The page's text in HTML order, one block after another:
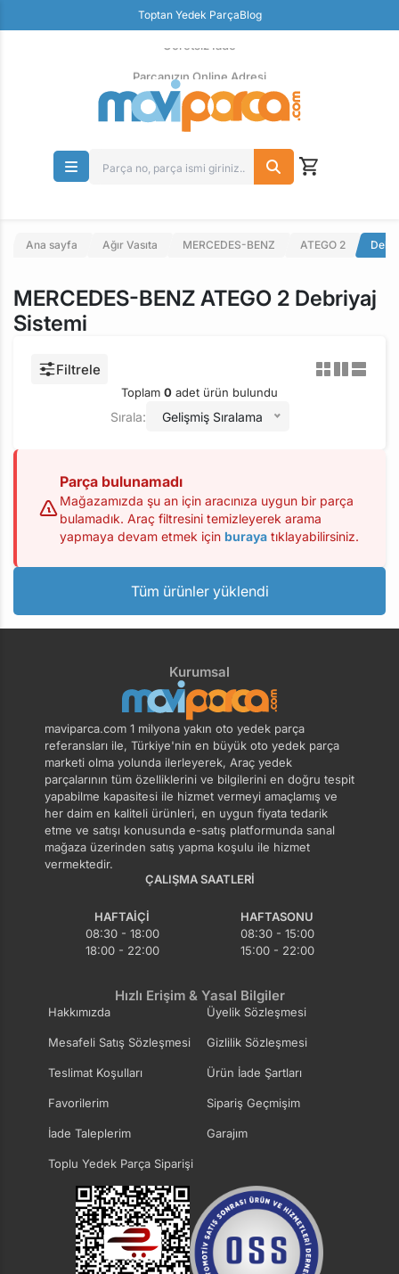
Toptan Yedek ParçaBlog
Güvenli Ödeme
Parçanızın Online Adresi
Ana sayfa Ağır Vasıta MERCEDES-BENZ ATEGO 2
MERCEDES-BENZ ATEGO 2 Debriyaj
Sistemi
Filtrele
Toplam 0 adet ürün bulundu
Sırala: Gelişmiş Sıralama
Parça bulunamadı
Mağazamızda şu an için aracınıza uygun bir parça
bulamadık. Araç filtresini temizleyerek arama
yapmaya devam etmek için buraya tıklayabilirsiniz.
Tüm ürünler yüklendi
Kurumsal
maviparca.com 1 milyona yakın oto yedek parça
referansları ile, Türkiye'nin en büyük oto yedek parça
marketi olma yolunda ilerleyerek, Araç yedek
parçalarının tüm özelliklerini ve bilgilerini en doğru tespit
yapabilme kapasitesi ile hizmet vermeyi amaçlamış ve
her daim en kaliteli ürünleri, en uygun fiyata tedarik
etme ve satışı konusunda e-satış platformunda sanal
mağaza üzerinden satış yapma koşulu ile hizmet
vermektedir.
ÇALIŞMA SAATLERI
HAFTAIÇI
08:30 - 18:00
18:00 - 22:00
HAFTASONU
08:30 - 15:00
15:00 - 22:00
Hızlı Erişim & Yasal Bilgiler
Hakkımızda Üyelik Sözleşmesi
Mesafeli Satış Sözleşmesi Gizlilik Sözleşmesi
Teslimat Koşulları Ürün İade Şartları
Favorilerim Sipariş Geçmişim
İade Taleplerim Garajım
Toplu Yedek Parça Siparişi